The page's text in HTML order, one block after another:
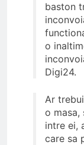
baston
o
Digi24.
Ar
o masa,
intre ei,
care sa